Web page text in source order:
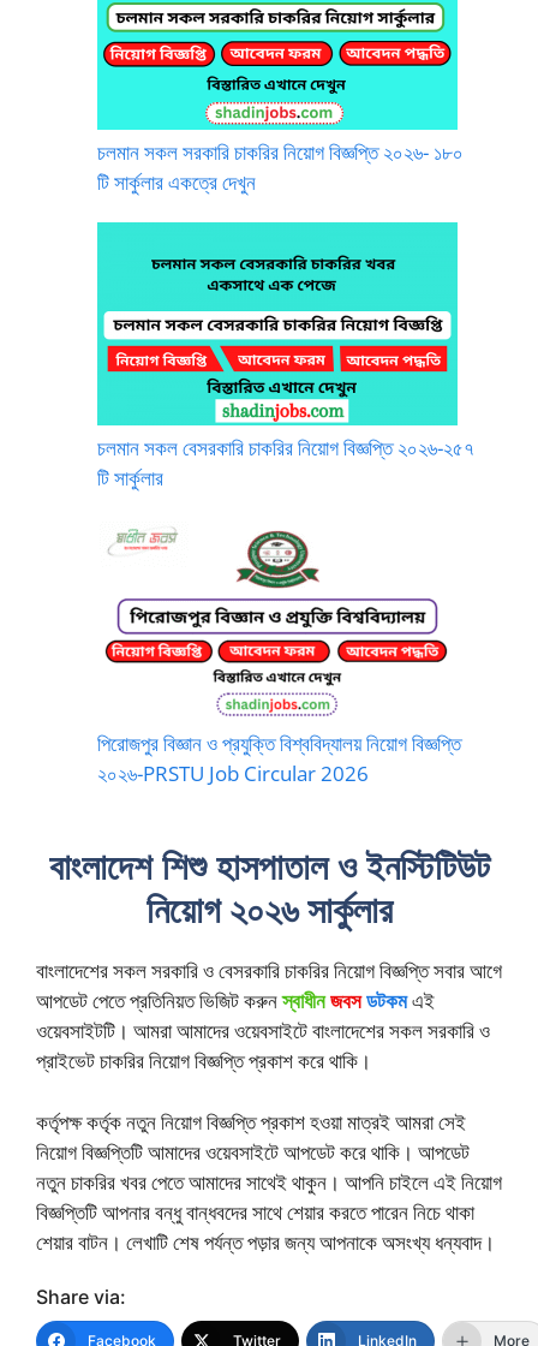
চলমান সকল সরকারি চাকরির নিয়োগ বিজ্ঞপ্তি ২০২৬- ১৮০
টি সার্কুলার একত্রে দেখুন
চলমান সকল বেসরকারি চাকরির নিয়োগ বিজ্ঞপ্তি ২০২৬-২৫৭
টি সার্কুলার
পিরোজপুর বিজ্ঞান ও প্রযুক্তি বিশ্ববিদ্যালয় নিয়োগ বিজ্ঞপ্তি
২০২৬-PRSTU Job Circular 2026
বাংলাদেশ শিশু হাসপাতাল ও ইনস্টিটিউট
নিয়োগ ২০২৬ সার্কুলার
বাংলাদেশের সকল সরকারি ও বেসরকারি চাকরির নিয়োগ বিজ্ঞপ্তি সবার আগে
আপডেট পেতে প্রতিনিয়ত ভিজিট করুনস্বাধীনজবসডটকমএই
ওয়েবসাইটটি। আমরা আমাদের ওয়েবসাইটে বাংলাদেশের সকল সরকারি ও
প্রাইভেট চাকরির নিয়োগ বিজ্ঞপ্তি প্রকাশ করে থাকি।
কর্তৃপক্ষ কর্তৃক নতুন নিয়োগ বিজ্ঞপ্তি প্রকাশ হওয়া মাত্রই আমরা সেই
নিয়োগ বিজ্ঞপ্তিটি আমাদের ওয়েবসাইটে আপডেট করে থাকি। আপডেট
নতুন চাকরির খবর পেতে আমাদের সাথেই থাকুন। আপনি চাইলে এই নিয়োগ
বিজ্ঞপ্তিটি আপনার বন্ধু বান্ধবদের সাথে শেয়ার করতে পারেন নিচে থাকা
শেয়ার বাটন। লেখাটি শেষ পর্যন্ত পড়ার জন্য আপনাকে অসংখ্য ধন্যবাদ।
Share via:
Facebook Twitter LinkedIn More